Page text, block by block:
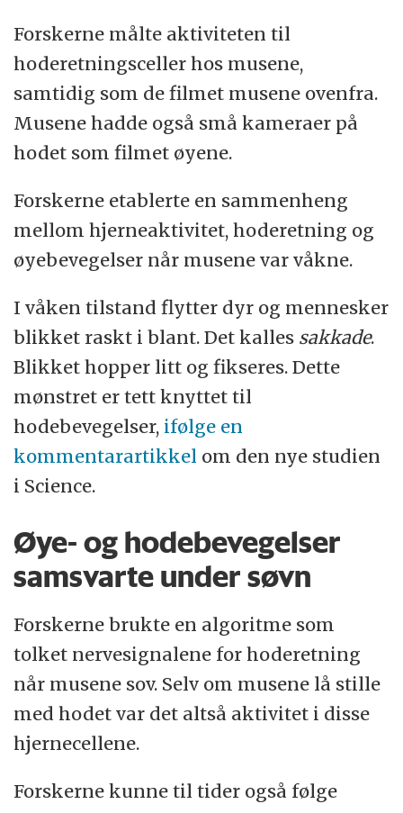
Forskerne målte aktiviteten til
hoderetningsceller hos musene,
samtidig som de filmet musene ovenfra.
Musene hadde også små kameraer på
hodet som filmet øyene.
Forskerne etablerte en sammenheng
mellom hjerneaktivitet, hoderetning og
øyebevegelser når musene var våkne.
I våken tilstand flytter dyr og mennesker
blikket raskt i blant. Det kalles sakkade.
Blikket hopper litt og fikseres. Dette
mønstret er tett knyttet til
hodebevegelser, ifølge en
kommentarartikkel om den nye studien
i Science.
Øye- og hodebevegelser
samsvarte under søvn
Forskerne brukte en algoritme som
tolket nervesignalene for hoderetning
når musene sov. Selv om musene lå stille
med hodet var det altså aktivitet i disse
hjernecellene.
Forskerne kunne til tider også følge